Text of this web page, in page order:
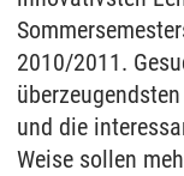
2010/2011.
und die
Weise sollen